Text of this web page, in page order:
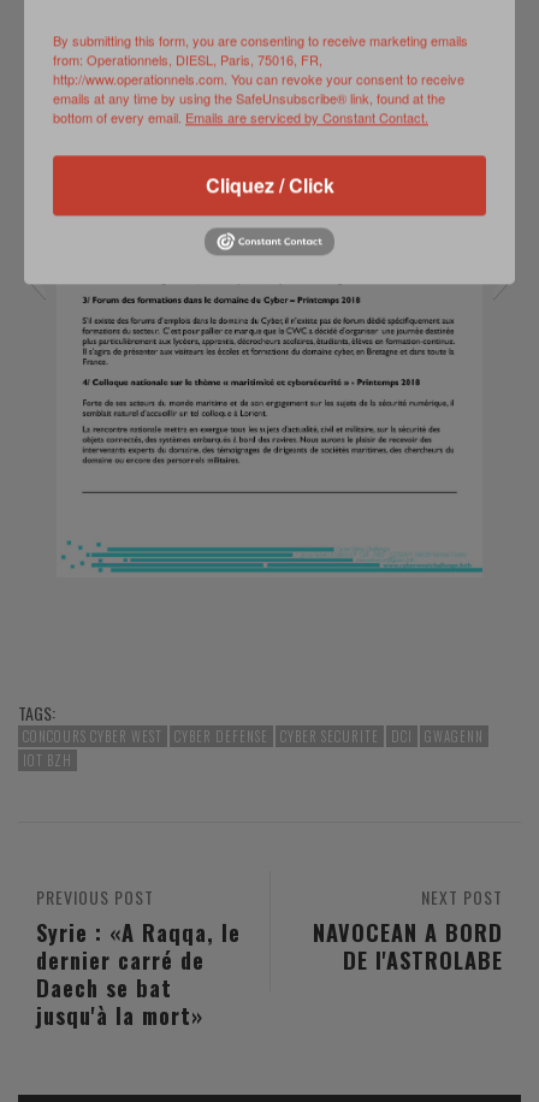
TAGS:
CONCOURS CYBER WEST CYBER DEFENSE CYBER SECURITE DCI
GWAGENN
IOT BZH
NEXT POST
NAVOCEAN A BORD
DE l'ASTROLABE
PREVIOUS POST
Syrie : «A Raqqa, le
dernier carré de
Daech se bat
jusqu'à la mort»
By submitting this form, you are consenting to receive marketing emails
from: Operationnels, DIESL, Paris, 75016, FR,
http://www.operationnels.com. You can revoke your consent to receive
emails at any time by using the SafeUnsubscribe® link, found at the
bottom of every email. Emails are serviced by Constant Contact.
Cliquez / Click